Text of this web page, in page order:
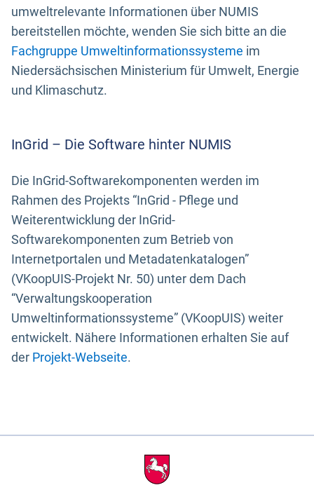
umweltrelevante Informationen über NUMIS
bereitstellen möchte, wenden Sie sich bitte an die
Fachgruppe Umweltinformationssysteme im
Niedersächsischen Ministerium für Umwelt, Energie
und Klimaschutz.
InGrid – Die Software hinter NUMIS
Die InGrid-Softwarekomponenten werden im
Rahmen des Projekts “InGrid - Pflege und
Weiterentwicklung der InGrid-
Softwarekomponenten zum Betrieb von
Internetportalen und Metadatenkatalogen”
(VKoopUIS-Projekt Nr. 50) unter dem Dach
“Verwaltungskooperation
Umweltinformationssysteme” (VKoopUIS) weiter
entwickelt. Nähere Informationen erhalten Sie auf
der Projekt-Webseite.